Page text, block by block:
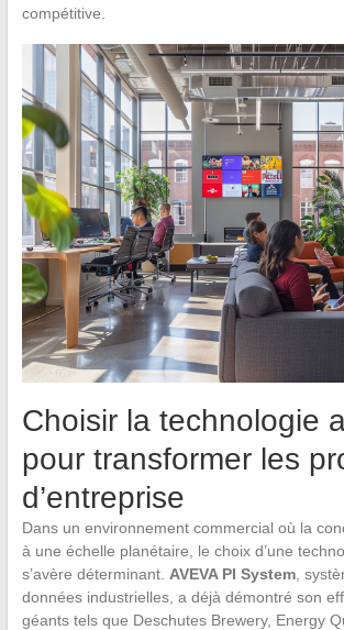
compétitive.
Choisir la technologie
pour transformer les
d’entreprise
Dans un environnement commercial où la
à une échelle planétaire, le choix d’une
s’avère déterminant. AVEVA PI System,
données industrielles, a déjà démontré son
géants tels que Deschutes Brewery, Energy